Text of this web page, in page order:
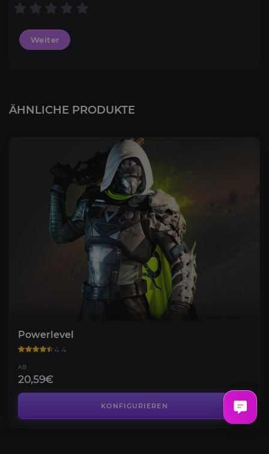
Weiter
ÄHNLICHE PRODUKTE
Powerlevel
4.4
AB
20,59€
KONFIGURIEREN
Exotische Erbstück-Armbrust + Katalysator